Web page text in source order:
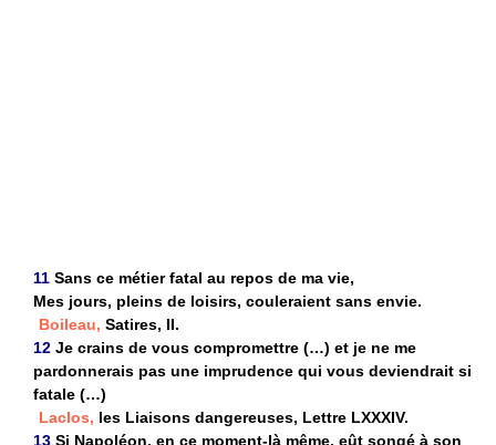
11 Sans ce métier fatal au repos de ma vie,
Mes jours, pleins de loisirs, couleraient sans envie.
Boileau, Satires, II.
12 Je crains de vous compromettre (…) et je ne me
pardonnerais pas une imprudence qui vous deviendrait si
fatale (…)
Laclos, les Liaisons dangereuses, Lettre LXXXIV.
13 Si Napoléon, en ce moment-là même, eût songé à son